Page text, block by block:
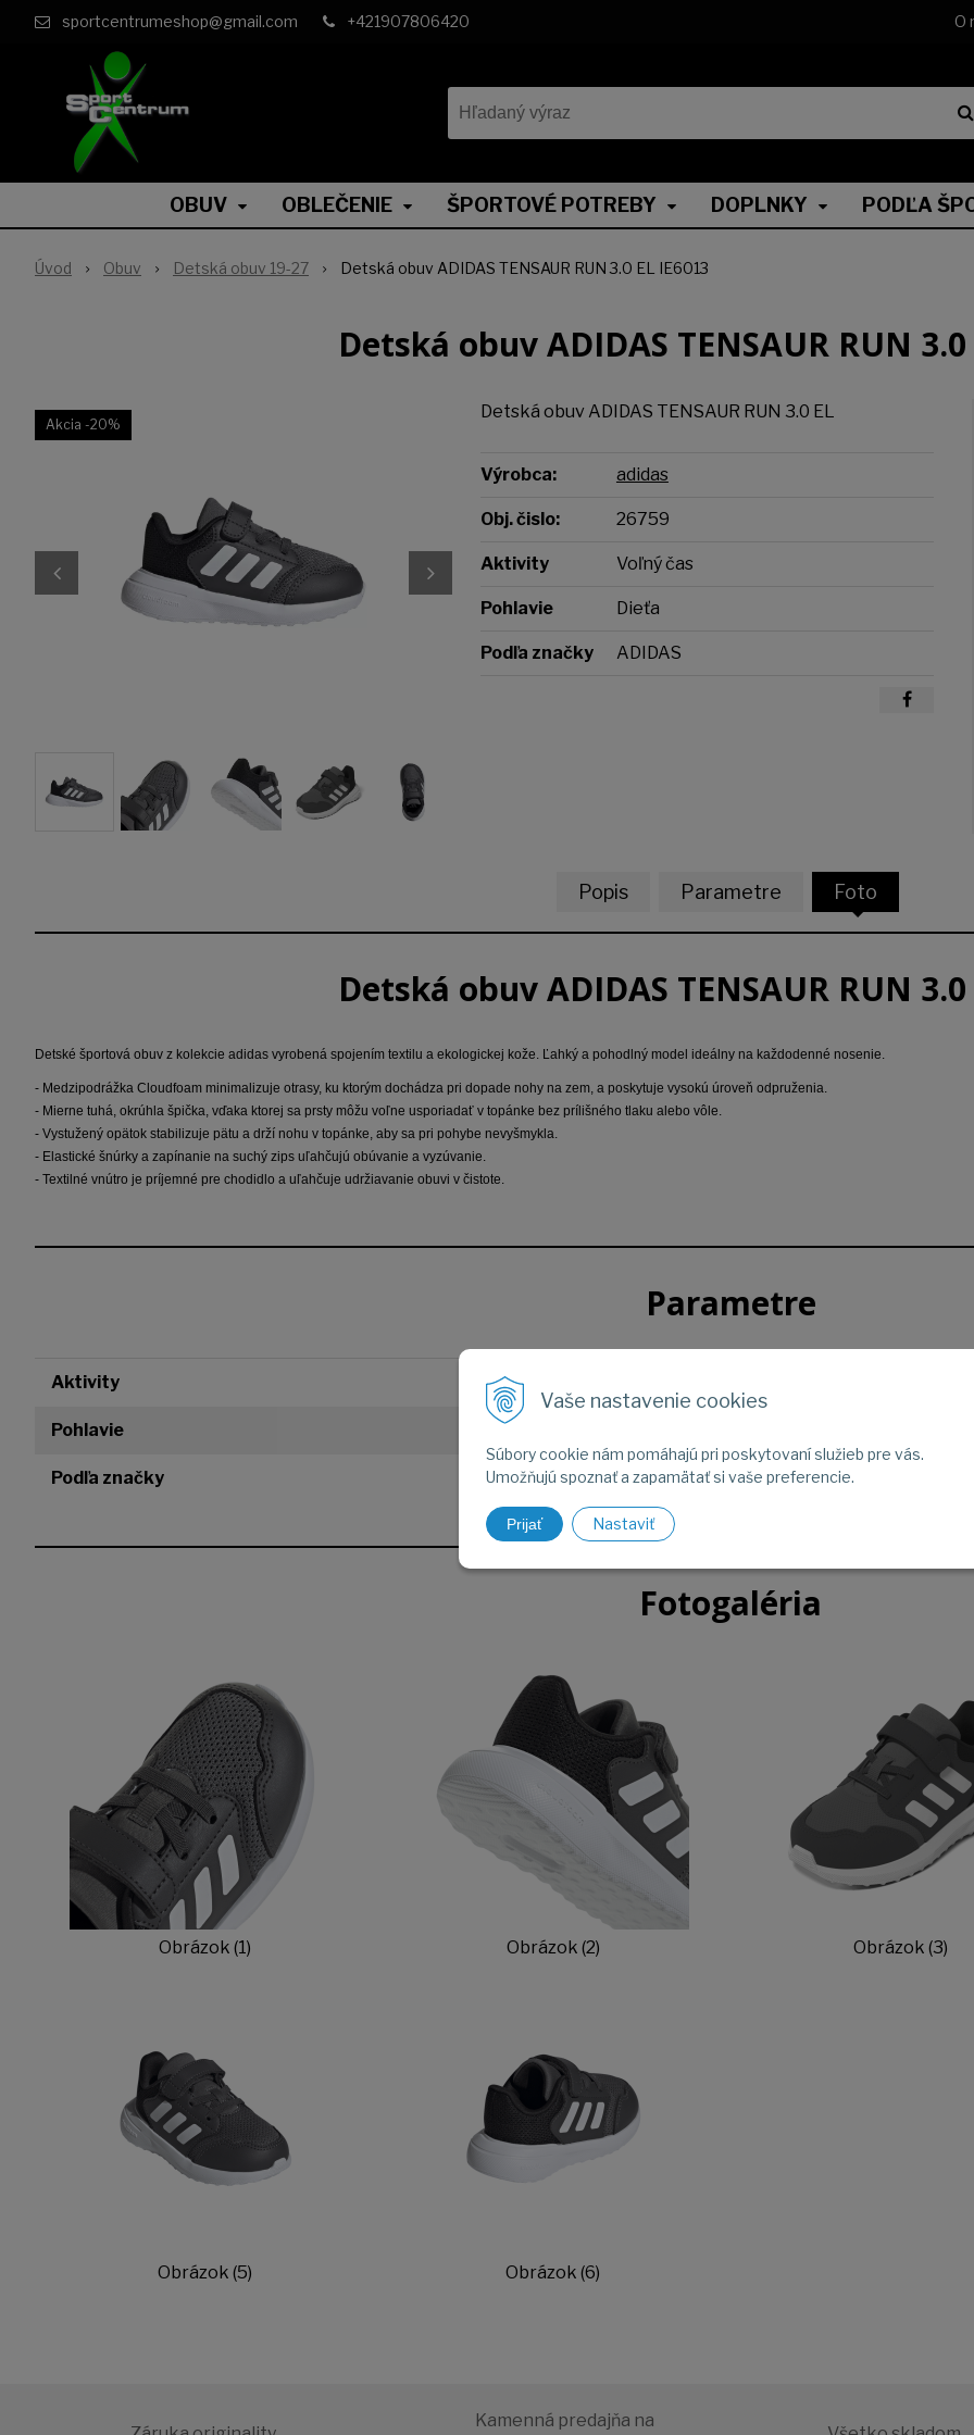
Vaše nastavenie cookies
Súbory cookie nám pomáhajú pri poskytovaní služieb pre vás.
Umožňujú spoznať a zapamätať si vaše preferencie.
Prijať Nastaviť
sportcentrumeshop@gmail.com +421907806420 O
OBUV OBLEČENIE ŠPORTOVÉ POTREBY DOPLNKY PODĽA
Úvod Obuv Detská obuv 19-27 Detská obuv ADIDAS TENSAUR RUN 3.0 EL IE6013
Detská obuv ADIDAS TENSAUR RUN 3.0
Akcia -20%
Detská obuv ADIDAS TENSAUR RUN 3.0 EL
Výrobca: adidas
Obj. čislo: 26759
Aktivity Voľný čas
Pohlavie Dieťa
Podľa značky ADIDAS
Popis Parametre Foto
Detská obuv ADIDAS TENSAUR RUN 3.0
Detské športová obuv z kolekcie adidas vyrobená spojením textilu a ekologickej kože. Ľahký a pohodlný model ideálny na každodenné nosenie.
- Medzipodrážka Cloudfoam minimalizuje otrasy, ku ktorým dochádza pri dopade nohy na zem, a poskytuje vysokú úroveň odpruženia.
- Mierne tuhá, okrúhla špička, vďaka ktorej sa prsty môžu voľne usporiadať v topánke bez prílišného tlaku alebo vôle.
- Vystužený opätok stabilizuje pätu a drží nohu v topánke, aby sa pri pohybe nevyšmykla.
- Elastické šnúrky a zapínanie na suchý zips uľahčujú obúvanie a vyzúvanie.
- Textilné vnútro je príjemné pre chodidlo a uľahčuje udržiavanie obuvi v čistote.
Parametre
Aktivity
Pohlavie
Podľa značky ADIDAS
Fotogaléria
Obrázok (1) Obrázok (2) Obrázok (3)
Obrázok (5) Obrázok (6)
Kamenná predajňa na